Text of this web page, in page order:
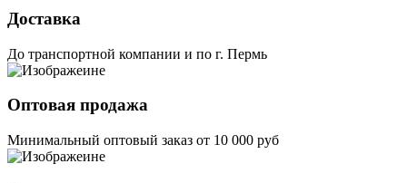
Доставка
До транспортной компании и по г. Пермь
Оптовая продажа
Минимальный оптовый заказ от 10 000 руб